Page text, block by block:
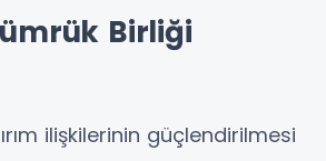
Birliği
ilişkilerinin güçlendirilmesi